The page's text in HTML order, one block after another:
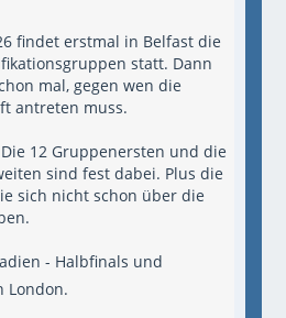
findet erstmal in Belfast die
statt. Dann
mal, gegen wen die
antreten muss.
12 Gruppenersten und die
sind fest dabei. Plus die
sich nicht schon über die
- Halbfinals und
London.